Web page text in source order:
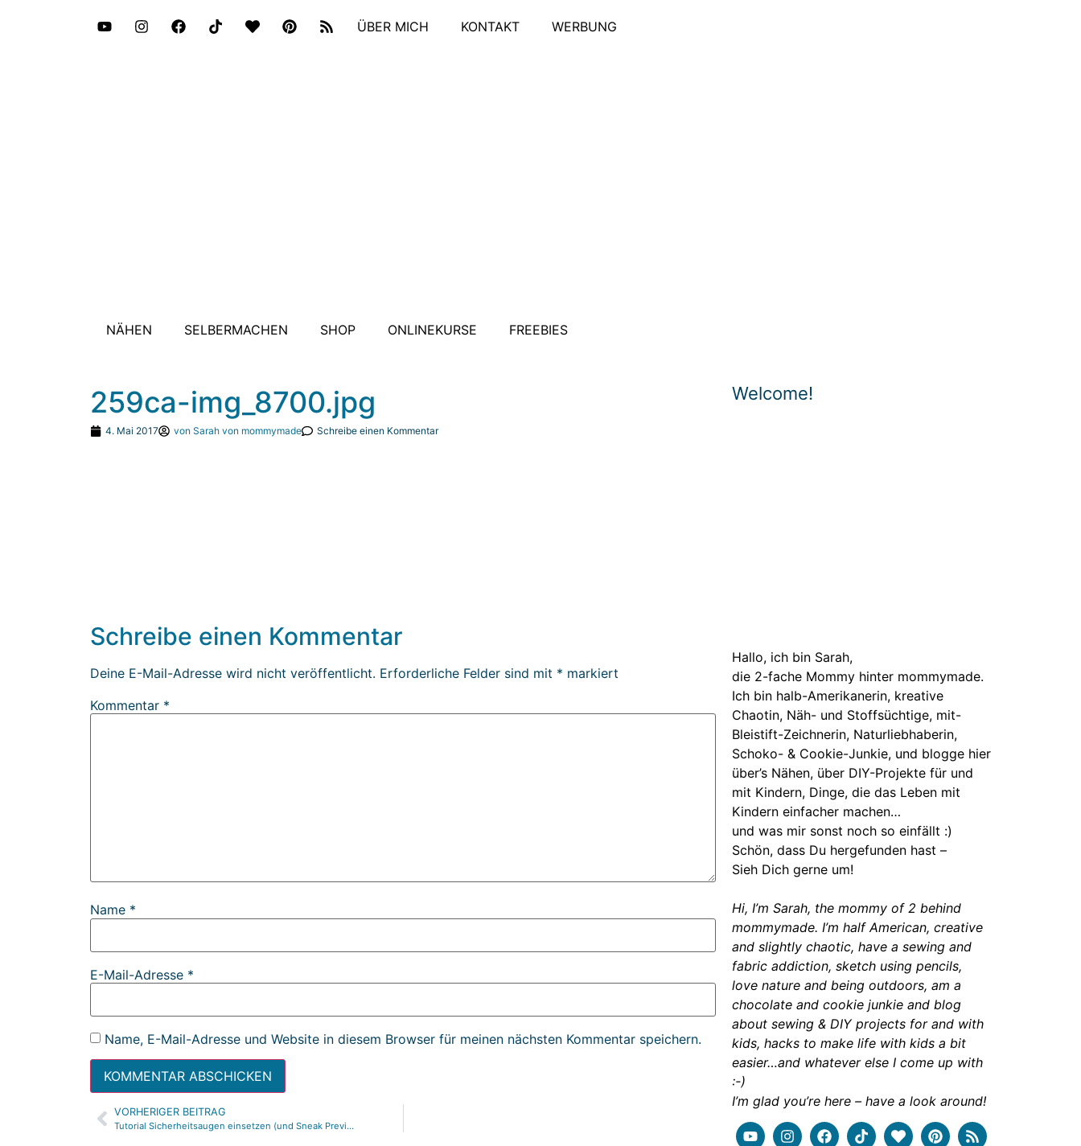
ÜBER MICH KONTAKT WERBUNG
NÄHEN SELBERMACHEN SHOP ONLINEKURSE FREEBIES
Welcome!
Hallo, ich bin Sarah,
die 2-fache Mommy hinter mommymade.
Ich bin halb-Amerikanerin, kreative
Chaotin, Näh- und Stoffsüchtige, mit-
Bleistift-Zeichnerin, Naturliebhaberin,
Schoko- & Cookie-Junkie, und blogge hier
über’s Nähen, über DIY-Projekte für und
mit Kindern, Dinge, die das Leben mit
Kindern einfacher machen…
und was mir sonst noch so einfällt :)
Schön, dass Du hergefunden hast –
Sieh Dich gerne um!
Hi, I’m Sarah, the mommy of 2 behind
mommymade. I’m half American, creative
and slightly chaotic, have a sewing and
fabric addiction, sketch using pencils,
love nature and being outdoors, am a
chocolate and cookie junkie and blog
about sewing & DIY projects for and with
kids, hacks to make life with kids a bit
easier…and whatever else I come up with
:-)
I’m glad you’re here – have a look around!
259ca-img_8700.jpg
4. Mai 2017 von Sarah von mommymade Schreibe einen Kommentar
Schreibe einen Kommentar
Deine E-Mail-Adresse wird nicht veröffentlicht. Erforderliche Felder sind mit * markiert
Kommentar *
Name *
E-Mail-Adresse *
Name, E-Mail-Adresse und Website in diesem Browser für meinen nächsten Kommentar speichern.
Alternative:
VORHERIGER BEITRAG
Tutorial Sicherheitsaugen einsetzen (und Sneak Preview)